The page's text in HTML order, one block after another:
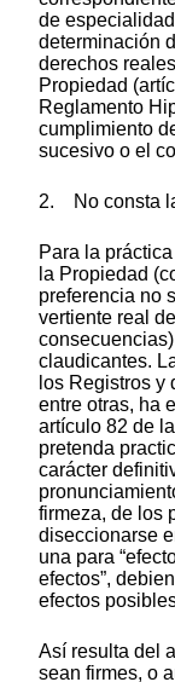
de
determinación
derechos
Propiedad
Reglamento
cumplimiento
sucesivo o el
2. No consta
Para la
la Propiedad
preferencia no
vertiente real
claudicantes.
los Registros y
entre otras, ha
artículo 82 de
pretenda
carácter
firmeza, de los
diseccionarse
una para
efectos”,
efectos
Así resulta del
sean firmes, o